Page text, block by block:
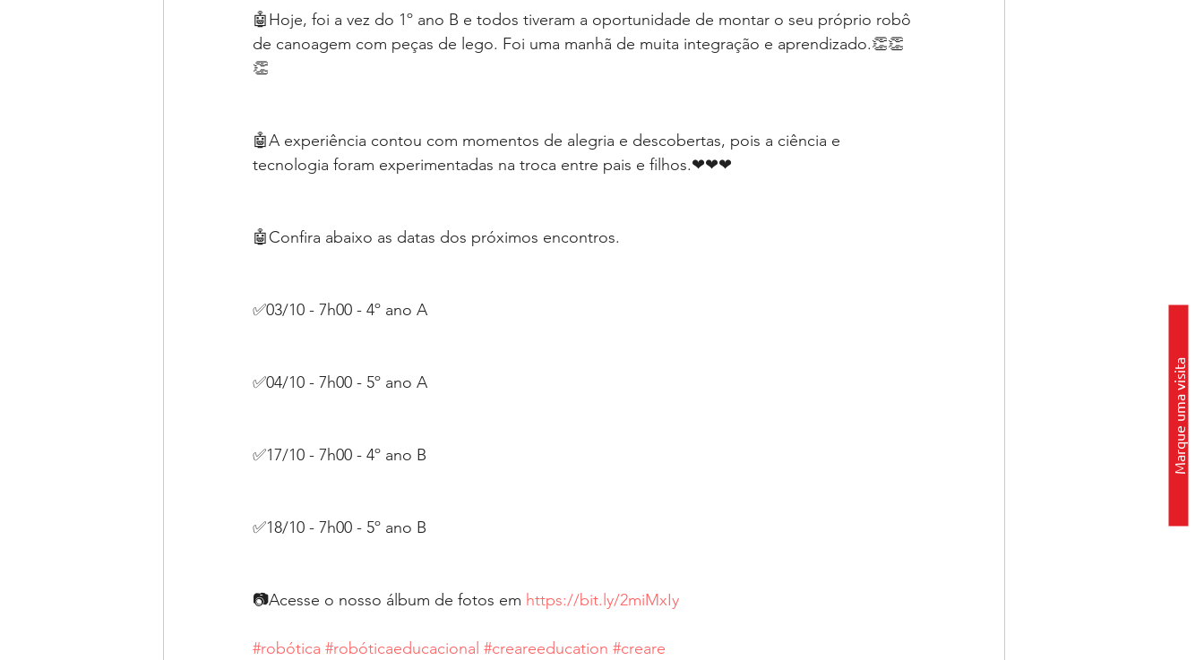
Marque uma visita
🤖Hoje, foi a vez do 1º ano B e todos tiveram a oportunidade de montar o seu próprio robô
de canoagem com peças de lego. Foi uma manhã de muita integração e aprendizado.👏👏
👏
🤖A experiência contou com momentos de alegria e descobertas, pois a ciência e
tecnologia foram experimentadas na troca entre pais e filhos.❤❤❤
🤖Confira abaixo as datas dos próximos encontros.
✅03/10 - 7h00 - 4º ano A
✅04/10 - 7h00 - 5º ano A
✅17/10 - 7h00 - 4º ano B
✅18/10 - 7h00 - 5º ano B
📷Acesse o nosso álbum de fotos em https://bit.ly/2miMxIy
#robótica #robóticaeducacional #creareeducation #creare